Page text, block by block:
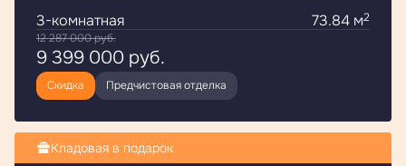
3-комнатная 73.84 м2
12 287 000руб.
9 399 000 руб.
Скидка Предчистовая отделка
Кладовая в подарок